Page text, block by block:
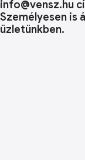
info@vensz.hu
Személyesen is
üzletünkben.